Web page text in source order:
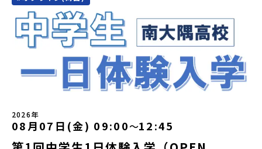
ください。プログラム開催日の前日＜7月17日＞から、【キャンセル
のご連絡日：お支払いいただく旅行代金】・21日目にあたる日以
前：無料・20日目-8日目：20％・7日目-2日目：30％・プログラム
開始日の前日：40％・プログラム開始日当日：50％・ご連絡無しで
の不参加またはプログラム開始後の解除：100％・催行中止について
天候などの状況等によって開催を見合わせる可能性があります。そ
の場合は原則、開催日1週間前までにご連絡いたします。又、最少催
行人数に達しなかった場合は、開催日3週間前までに催行中止の旨を
ご質問についてはこちらをご確認ください。運営団体について＜プ
ログラム主催：一般財団法人地域・教育魅力化プラットフォーム＞
「意志ある若者にあふれる持続可能な地域・社会をつくる」という
ビジョンを掲げ、2017年3月に島根県に設立した教育事業団体で
時： 5月13日(水) 19：00〜19：40内 容： 大樹町ってどんなとこ
ろ？プログラム詳細解説、質疑応答お申し込み：https://c-
mirai.jp/events/002112お気軽にどうぞ！「はじめての一人旅だ
けど大丈夫？」「どんな体験ができるの？」そんな保護者様の不安
や、中学生のみなさんの素朴な疑問にスタッフが直接お答えしま
す。チャットでの質問も可能ですので、ぜひご自宅からリラックス
してご参加ください。▼お申し込み前に必ずご確認ください・参加
規約への同意プログラムへの参加申し込みいただく前に、「お申し
い。・抽選による参加者決定についてお申込みいただいた方の中か
ら抽選の上、締め切り日から1週間を目途に、お申し込み時に記入い
ただいたメールアドレス宛に「当選／落選メール」をお送りいたし
ます。当選者は、メールに記載された「当選確認フォーム」に３日
を公開中！）〜まずは「おためし地域留学」を知りたい方へ〜日本
全国20以上の地域から選んで参加できる「おためし地域留学」の全
体像や魅力について、説明会を開催しました。中学生一人での参加
にあたり、保護者様が特に気になる「安全面」や「事務局のサポー
ト体制」についても詳しく解説しています。ぜひ、ご自宅からお気
軽にご視聴ください。🎬 [アーカイブ動画を視聴する]YouTube：
https://youtu.be/Yt8nd04aNgA?si=e5erbspvwz5O8_uF
【STEP 2】出水市・出水工業高校プログラム説明会〜「出水市・出
たうえで、「出水市では具体的に何をするの？」「どんな町な
の？」という疑問にお答えする説明会です。出水市ならではの豊か
な文化や、2泊3日のプログラムの中身をたっぷりとお伝えします。
日 時： 6月9日日(水)19:00-19:45内 容： 出水市ってどんなとこ
しんでください🎵今回はこの大自然や文化が魅力的な八幡平市で、
日本全国から集まる中学生や「平舘（たいらだて）高校」の高校生
と一緒にさまざまなアクティビティを体験していただきます。他に
はないスペシャルな魅力がギュッと詰まった岩手県八幡平市で五感
を使いながら、まちの魅力を一緒に探究してみませんか？地域と一
体になり「開拓者精神」を育む！「平舘（たいらだて）高校」と
は？今回のプログラムを一緒に過ごしてくれる高校生は「平舘（た
いらだて）高校」の生徒たち。この高校の特徴は「地域と一体にな
自身が「探究プロジェクト」を企画し取り組むユニークな高校で
す。机の上で勉強するだけではない、実践的な探究やフィールドワ
ークを楽しむことができます。今回は、そんなエネルギッシュに活
------＼返還不要・3年間最大72万／💡北海道の高校留学に【毎月2
万円】の給付型奨学金～夢に向かって一歩踏み出す、あなたの未来
を応援！～ 詳細・条件はこちらから-----------------------------
----＜体験費・宿泊費が無料！＞一万年前から続く自然と人の暮らし
が今も残る町！広大な自然と生き物とともに生きる豊かさに触れ、
まちの暮らしを一緒に体験してみませんか？「地元以外の地域の暮
らしが気になる。いつか留学してみたい！」「大自然と生き物が好
き！興味がある！」「自分の進学や将来の可能性をもっとひらきた
験」は、日本全国約200の高校と連携し、地域の枠を超えて学校生活
を送る「地域みらい留学」をプチ体験できるプログラムです。はじ
めてのひとり旅でも安心！現地でもスタッフがしっかりとサポート
いたします。今回のフィールドは「北海道 標津町（しべつちょ
2026年
08月07日(金) 09:00〜12:45